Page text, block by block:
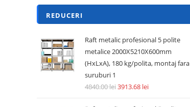
REDUCERI
Raft metalic profesional 5 polite
metalice 2000X5210X600mm
(HxLxA), 180 kg/polita, montaj fara
suruburi 1
4840.00lei3913.68 lei